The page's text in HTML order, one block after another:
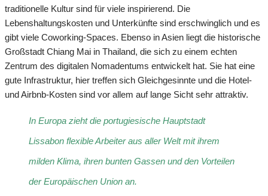
traditionelle Kultur sind für viele inspirierend. Die
Lebenshaltungskosten und Unterkünfte sind erschwinglich und es
gibt viele Coworking-Spaces. Ebenso in Asien liegt die historische
Großstadt Chiang Mai in Thailand, die sich zu einem echten
Zentrum des digitalen Nomadentums entwickelt hat. Sie hat eine
gute Infrastruktur, hier treffen sich Gleichgesinnte und die Hotel-
und Airbnb-Kosten sind vor allem auf lange Sicht sehr attraktiv.
In Europa zieht die portugiesische Hauptstadt
Lissabon flexible Arbeiter aus aller Welt mit ihrem
milden Klima, ihren bunten Gassen und den Vorteilen
der Europäischen Union an.